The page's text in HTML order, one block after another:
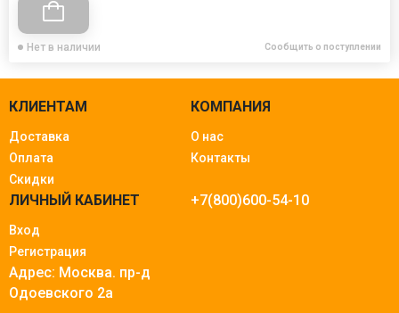
Нет в наличии Сообщить о поступлении
КЛИЕНТАМ
Доставка
Оплата
Скидки
КОМПАНИЯ
О нас
Контакты
ЛИЧНЫЙ КАБИНЕТ
Вход
Регистрация
+7(800)600-54-10
Адрес: Москва. пр-д
Одоевского 2а